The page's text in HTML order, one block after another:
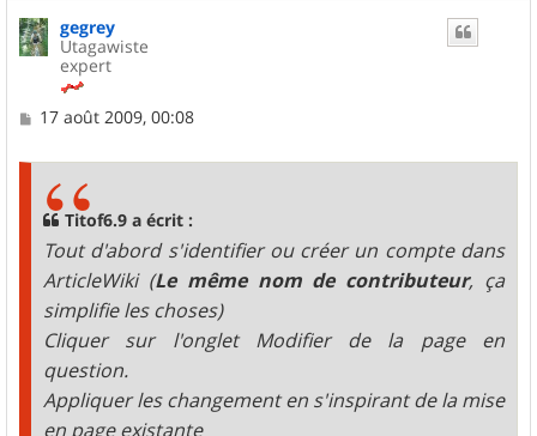
gegrey
Utagawiste
expert
M17 août 2009, 00:08
Titof6.9 a écrit :
Tout d'abord s'identifier ou créer un compte dans
ArticleWiki (Le même nom de contributeur, ça
simplifie les choses)
Cliquer sur l'onglet Modifier de la page en
question.
Appliquer les changement en s'inspirant de la mise
en page existante